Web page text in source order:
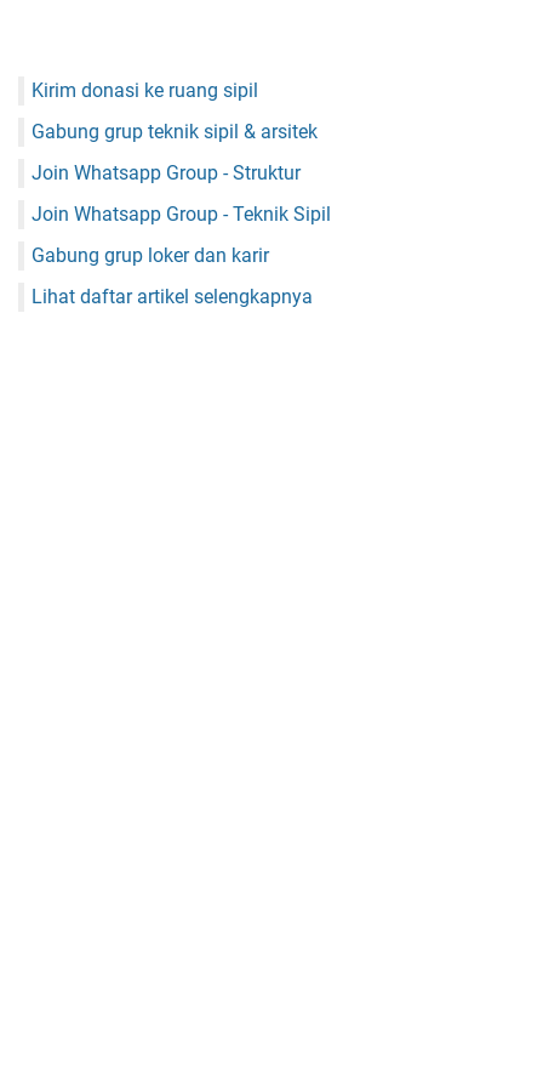
Kirim donasi ke ruang sipil
Gabung grup teknik sipil & arsitek
Join Whatsapp Group - Struktur
Join Whatsapp Group - Teknik Sipil
Gabung grup loker dan karir
Lihat daftar artikel selengkapnya